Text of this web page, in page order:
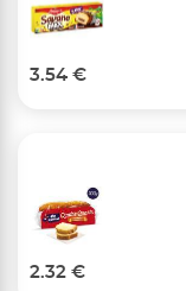
3.54 €
2.32 €